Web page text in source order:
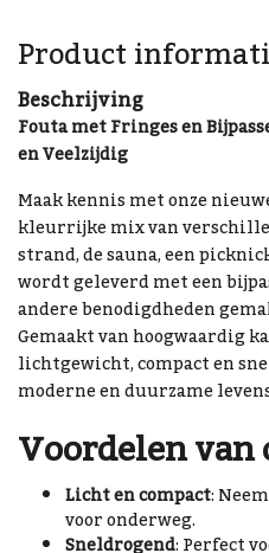
Product
Beschrijving
Fouta met Fringes en
en Veelzijdig
Maak kennis met onze
kleurrijke mix van
strand, de sauna, een
wordt geleverd met een
andere benodigdheden
Gemaakt van hoogwaardig
lichtgewicht, compact en
moderne en duurzame
Voordelen van
Licht en compact:
voor onderweg.
Sneldrogend: Perfect